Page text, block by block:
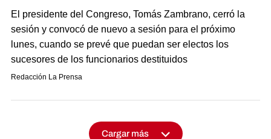
El presidente del Congreso, Tomás Zambrano, cerró la
sesión y convocó de nuevo a sesión para el próximo
lunes, cuando se prevé que puedan ser electos los
sucesores de los funcionarios destituidos
Redacción La Prensa
Cargar más